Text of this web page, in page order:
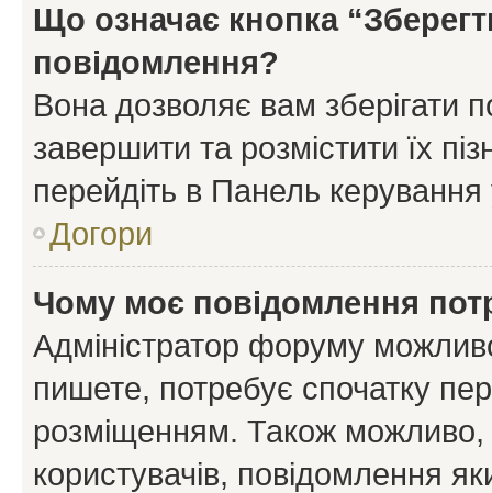
Що означає кнопка
повідомлення?
Вона дозволяє вам зберігати
завершити та розмістити їх
перейдіть в Панель керування
Догори
Чому моє повідомлення
Адміністратор форуму
пишете, потребує спочатку
розміщенням. Також можливо,
користувачів, повідомлення